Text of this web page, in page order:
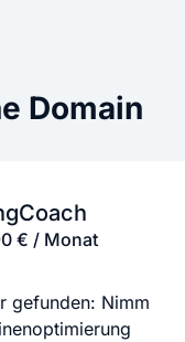
Domain
€ / Monat
gefunden: Nimm